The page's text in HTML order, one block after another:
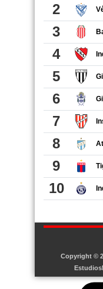
Copyright ©